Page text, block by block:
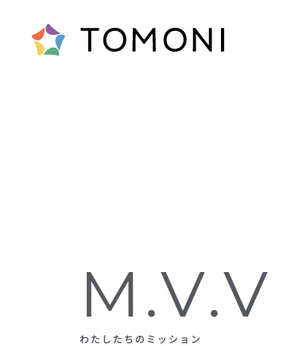
M.V.V
わたしたちのミッション